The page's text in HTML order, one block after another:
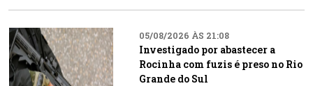
05/08/2026 ÀS 21:08
Investigado por abastecer a
Rocinha com fuzis é preso no Rio
Grande do Sul